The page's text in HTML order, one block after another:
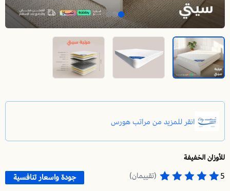
مرتبة سرير سيتي 180X190 | طراحة سرير بنوابض متصلة | استرخاء ونوم مريح وهادئ
للأوزان الخفيفة
5 (تقييمان)
جودة واسعار تنافسية